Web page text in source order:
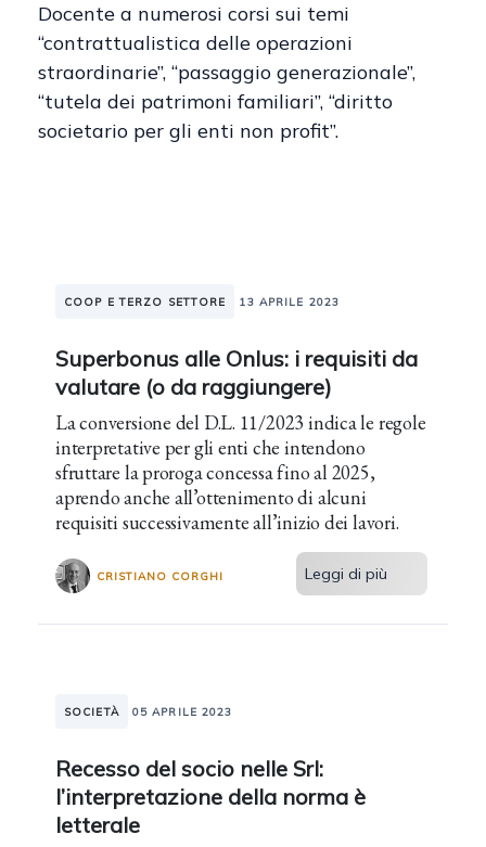
Docente a numerosi corsi sui temi
“contrattualistica delle operazioni
straordinarie”, “passaggio generazionale”,
“tutela dei patrimoni familiari”, “diritto
societario per gli enti non profit”.
COOP E TERZO SETTORE 13 APRILE 2023
Superbonus alle Onlus: i requisiti da
valutare (o da raggiungere)
La conversione del D.L. 11/2023 indica le regole
interpretative per gli enti che intendono
sfruttare la proroga concessa fino al 2025,
aprendo anche all’ottenimento di alcuni
requisiti successivamente all’inizio dei lavori.
CRISTIANO CORGHI Leggi di più
SOCIETÀ 05 APRILE 2023
Recesso del socio nelle Srl:
l’interpretazione della norma è
letterale